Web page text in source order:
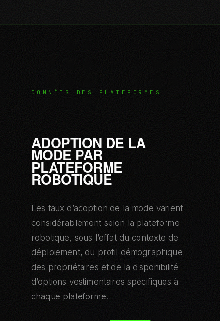
DONNÉES DES PLATEFORMES
ADOPTION DE LA
MODE PAR
PLATEFORME
ROBOTIQUE
Les taux d’adoption de la mode varient
considérablement selon la plateforme
robotique, sous l’effet du contexte de
déploiement, du profil démographique
des propriétaires et de la disponibilité
d’options vestimentaires spécifiques à
chaque plateforme.